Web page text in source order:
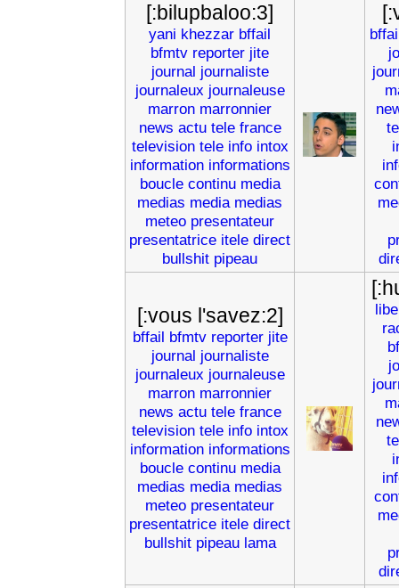
[:bilupbaloo:3]
yani khezzar bffail
bfmtv reporter jite
journal journaliste
journaleux journaleuse
marron marronnier
news actu tele france
television tele info intox
information informations
boucle continu media
medias media medias
meteo presentateur
presentatrice itele direct
bullshit pipeau
[:vous l'savez:2]
bffail bfmtv reporter jite
journal journaliste
journaleux journaleuse
marron marronnier
news actu tele france
television tele info intox
information informations
boucle continu media
medias media medias
meteo presentateur
presentatrice itele direct
bullshit pipeau lama
libe